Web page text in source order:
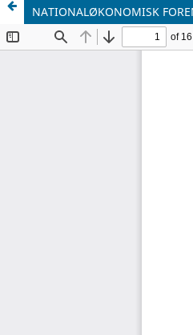
NATIONALØKONOMISK